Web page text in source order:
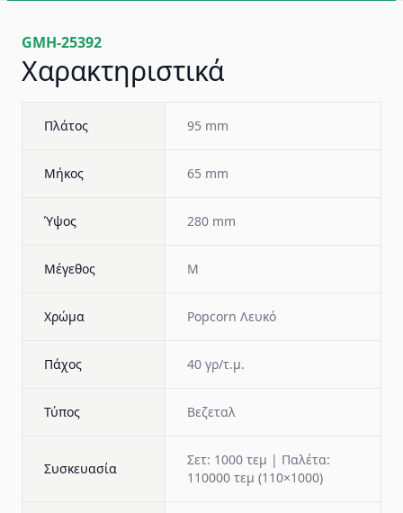
GMH-25392
Χαρακτηριστικά
Πλάτος 95 mm
Μήκος 65 mm
Ύψος 280 mm
Μέγεθος M
Χρώμα Popcorn Λευκό
Πάχος 40 γρ/τ.μ.
Τύπος Βεζεταλ
Συσκευασία
Σετ: 1000 τεμ | Παλέτα:
110000 τεμ (110×1000)